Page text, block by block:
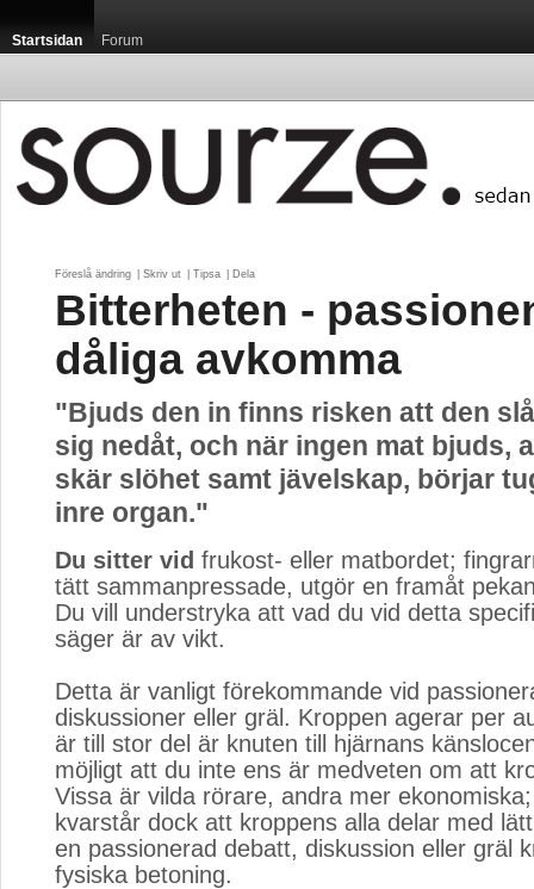
Startsidan Forum
Föreslå ändring Skriv ut Tipsa Dela
Bitterheten -
dåliga avkomma
"Bjuds den in finns risken att den
sig nedåt, och när ingen mat bjuds,
skär slöhet samt jävelskap, börjar
inre organ."
Du sitter vid frukost- eller matbordet;
tätt sammanpressade, utgör en framåt
Du vill understryka att vad du vid detta
säger är av vikt.
Detta är vanligt förekommande vid
diskussioner eller gräl. Kroppen agerar per
är till stor del är knuten till hjärnans
möjligt att du inte ens är medveten om att
Vissa är vilda rörare, andra mer
kvarstår dock att kroppens alla delar med
en passionerad debatt, diskussion eller gräl
fysiska betoning.